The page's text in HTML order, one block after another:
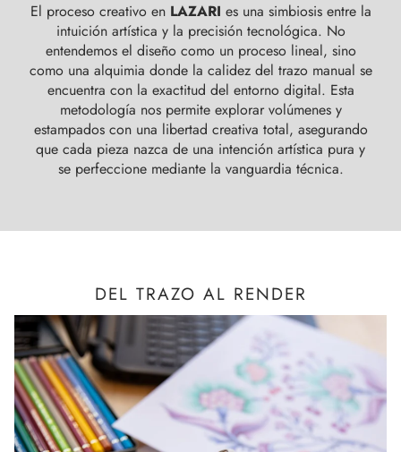
El proceso creativo en LAZARI es una simbiosis entre la
intuición artística y la precisión tecnológica. No
entendemos el diseño como un proceso lineal, sino
como una alquimia donde la calidez del trazo manual se
encuentra con la exactitud del entorno digital. Esta
metodología nos permite explorar volúmenes y
estampados con una libertad creativa total, asegurando
que cada pieza nazca de una intención artística pura y
se perfeccione mediante la vanguardia técnica.
DEL TRAZO AL RENDER